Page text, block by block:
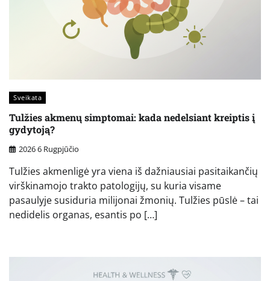
Sveikata
Tulžies akmenų simptomai: kada nedelsiant kreiptis į
gydytoją?
2026 6 Rugpjūčio
Tulžies akmenligė yra viena iš dažniausiai pasitaikančių
virškinamojo trakto patologijų, su kuria visame
pasaulyje susiduria milijonai žmonių. Tulžies pūslė – tai
nedidelis organas, esantis po […]